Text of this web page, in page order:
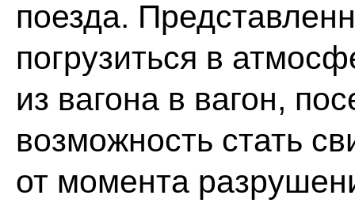
поезда.
погрузиться в
из вагона в вагон,
возможность стать
от момента